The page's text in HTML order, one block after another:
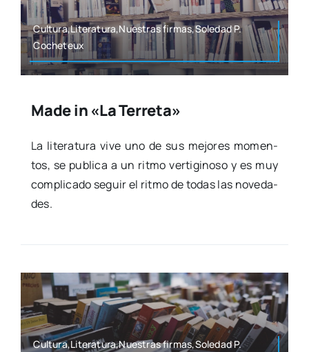
Cultura,Literatura,Nuestras firmas,Soledad P.
Coche­teux
Made in «La Terreta»
La lite­ra­tu­ra vive uno de sus mejo­res momen­
tos, se publi­ca a un rit­mo ver­ti­gi­no­so y es muy
com­pli­ca­do seguir el rit­mo de todas las nove­da­
des.
Cultura,Literatura,Nuestras firmas,Soledad P.